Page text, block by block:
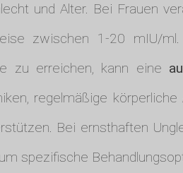
und Alter. Bei Frauen
zwischen 1-20 mIU/
zu erreichen, kann eine
regelmäßige
Bei ernsthaften
spezifische